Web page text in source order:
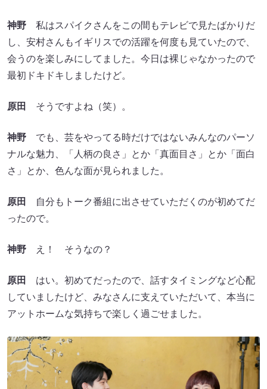
神野 私はスパイクさんをこの間もテレビで見たばかりだ
し、安村さんもイギリスでの活躍を何度も見ていたので、
会うのを楽しみにしてました。今日は裸じゃなかったので
最初ドキドキしましたけど。
原田 そうですよね（笑）。
神野 でも、芸をやってる時だけではないみんなのパーソ
ナルな魅力、「人柄の良さ」とか「真面目さ」とか「面白
さ」とか、色んな面が見られました。
原田
自分もトーク番組に出させていただくのが初めてだ
ったので。
神野 え！ そうなの？
原田
はい。初めてだったので、話すタイミングなど心配
していましたけど、みなさんに支えていただいて、本当に
アットホームな気持ちで楽しく過ごせました。